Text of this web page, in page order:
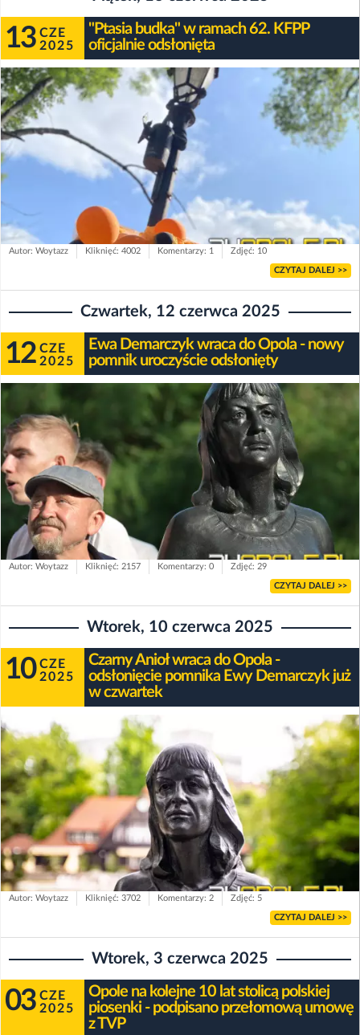
13 CZE
2025
"Ptasia budka" w ramach 62. KFPP
oficjalnie odsłonięta
Autor: Woytazz Kliknięć: 4002 Komentarzy: 1 Zdjęć: 10
CZYTAJ DALEJ >>
Czwartek, 12 czerwca 2025
12 CZE
2025
Ewa Demarczyk wraca do Opola - nowy
pomnik uroczyście odsłonięty
Autor: Woytazz Kliknięć: 2157 Komentarzy: 0 Zdjęć: 29
CZYTAJ DALEJ >>
Wtorek, 10 czerwca 2025
10 CZE
2025
Czarny Anioł wraca do Opola -
odsłonięcie pomnika Ewy Demarczyk już
w czwartek
Autor: Woytazz Kliknięć: 3702 Komentarzy: 2 Zdjęć: 5
CZYTAJ DALEJ >>
Wtorek, 3 czerwca 2025
03 CZE
2025
Opole na kolejne 10 lat stolicą polskiej
piosenki - podpisano przełomową umowę
z TVP